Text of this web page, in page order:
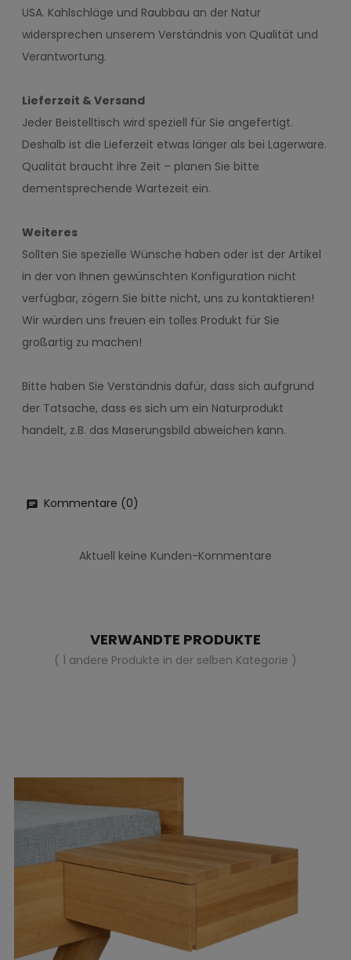
USA. Kahlschläge und Raubbau an der Natur
widersprechen unserem Verständnis von Qualität und
Verantwortung.
Lieferzeit & Versand
Jeder Beistelltisch wird speziell für Sie angefertigt.
Deshalb ist die Lieferzeit etwas länger als bei Lagerware.
Qualität braucht ihre Zeit – planen Sie bitte
dementsprechende Wartezeit ein.
Weiteres
Sollten Sie spezielle Wünsche haben oder ist der Artikel
in der von Ihnen gewünschten Konfiguration nicht
verfügbar, zögern Sie bitte nicht, uns zu kontaktieren!
Wir würden uns freuen ein tolles Produkt für Sie
großartig zu machen!
Bitte haben Sie Verständnis dafür, dass sich aufgrund
der Tatsache, dass es sich um ein Naturprodukt
handelt, z.B. das Maserungsbild abweichen kann.
Kommentare (0)
Aktuell keine Kunden-Kommentare
VERWANDTE PRODUKTE
( 1 andere Produkte in der selben Kategorie )